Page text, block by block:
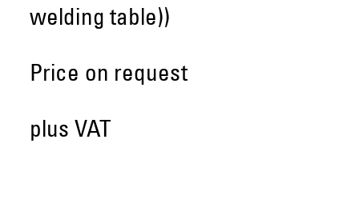
welding table))
Price on request
plus VAT